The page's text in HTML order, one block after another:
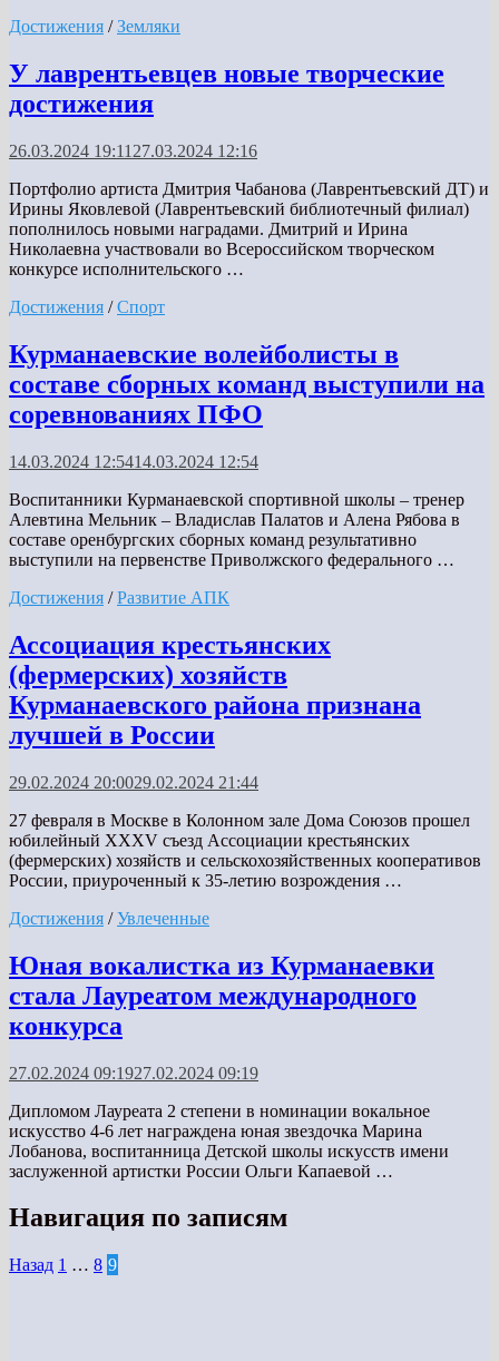
Достижения /Земляки
У лаврентьевцев новые творческие
достижения
26.03.2024 19:11 27.03.2024 12:16
Портфолио артиста Дмитрия Чабанова (Лаврентьевский ДТ) и
Ирины Яковлевой (Лаврентьевский библиотечный филиал)
пополнилось новыми наградами. Дмитрий и Ирина
Николаевна участвовали во Всероссийском творческом
конкурсе исполнительского …
Достижения /Спорт
Курманаевские волейболисты в
составе сборных команд выступили на
соревнованиях ПФО
14.03.2024 12:5414.03.2024 12:54
Воспитанники Курманаевской спортивной школы – тренер
Алевтина Мельник – Владислав Палатов и Алена Рябова в
составе оренбургских сборных команд результативно
выступили на первенстве Приволжского федерального …
Достижения /Развитие АПК
Ассоциация крестьянских
(фермерских) хозяйств
Курманаевского района признана
лучшей в России
29.02.2024 20:0029.02.2024 21:44
27 февраля в Москве в Колонном зале Дома Союзов прошел
юбилейный XXXV съезд Ассоциации крестьянских
(фермерских) хозяйств и сельскохозяйственных кооперативов
России, приуроченный к 35-летию возрождения …
Достижения /Увлеченные
Юная вокалистка из Курманаевки
стала Лауреатом международного
конкурса
27.02.2024 09:1927.02.2024 09:19
Дипломом Лауреата 2 степени в номинации вокальное
искусство 4-6 лет награждена юная звездочка Марина
Лобанова, воспитанница Детской школы искусств имени
заслуженной артистки России Ольги Капаевой …
Навигация по записям
Назад 1 … 8 9